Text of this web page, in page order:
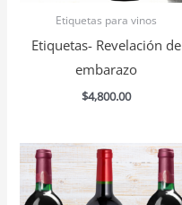
Etiquetas para vinos
Etiquetas- Revelación de
embarazo
$4,800.00